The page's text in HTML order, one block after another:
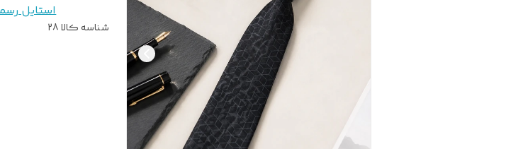
استایل
شناسه کالا28